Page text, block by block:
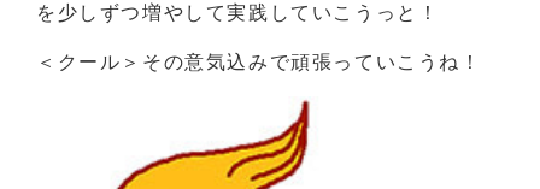
を少しずつ増やして実践していこうっと！
＜クール＞その意気込みで頑張っていこうね！